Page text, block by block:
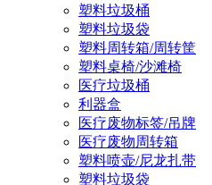
塑料垃圾桶
塑料垃圾袋
塑料周转箱/周转筐
塑料桌椅/沙滩椅
医疗垃圾桶
利器盒
医疗废物标签/吊牌
医疗废物周转箱
塑料喷壶/尼龙扎带
塑料垃圾袋